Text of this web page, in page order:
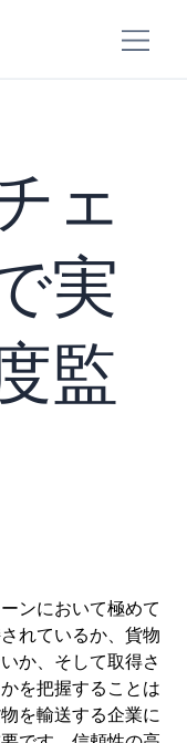
ェ
実
監
ンにおいて極めて
れているか、貨物
か、そして取得さ
を把握することは
を輸送する企業に